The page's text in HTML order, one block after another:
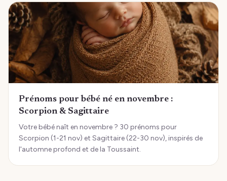
Prénoms pour bébé né en novembre :
Scorpion & Sagittaire
Votre bébé naît en novembre ? 30 prénoms pour
Scorpion (1-21 nov) et Sagittaire (22-30 nov), inspirés de
l'automne profond et de la Toussaint.